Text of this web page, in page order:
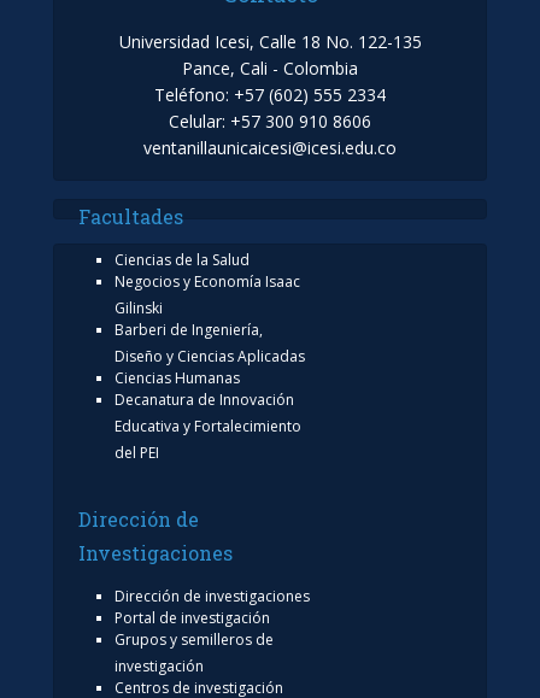
Universidad Icesi, Calle 18 No. 122-135
Pance, Cali - Colombia
Teléfono: +57 (602) 555 2334
Celular: +57 300 910 8606
ventanillaunicaicesi@icesi.edu.co
Facultades
Ciencias de la Salud
Negocios y Economía Isaac
Gilinski
Barberi de Ingeniería,
Diseño y Ciencias Aplicadas
Ciencias Humanas
Decanatura de Innovación
Educativa y Fortalecimiento
del PEI
Dirección de
Investigaciones
Dirección de investigaciones
Portal de investigación
Grupos y semilleros de
investigación
Centros de investigación